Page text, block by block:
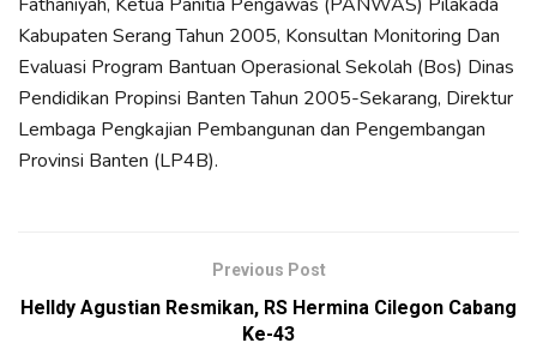
Kabupaten Serang Tahun 2005, Konsultan Monitoring Dan
Evaluasi Program Bantuan Operasional Sekolah (Bos) Dinas
Pendidikan Propinsi Banten Tahun 2005-Sekarang, Direktur
Lembaga Pengkajian Pembangunan dan Pengembangan
Provinsi Banten (LP4B).
Previous Post
Helldy Agustian Resmikan, RS Hermina Cilegon Cabang
Ke-43